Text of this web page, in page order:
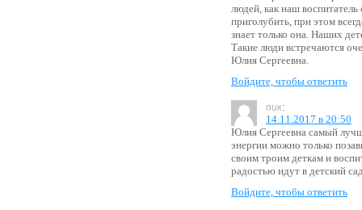
людей, как наш
приголубить, при этом
знает только она. Наших
Такие люди встречаются
Юлия Сергеевна.
Войдите, чтобы ответить
пик:
14.11.2017 в 20:50
Юлия Сергеевна самый
энергии можно только
своим троим деткам и
радостью идут в детский
Войдите, чтобы ответить